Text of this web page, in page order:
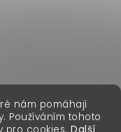
nám pomáhají
Používáním tohoto
práva vyhrazena.